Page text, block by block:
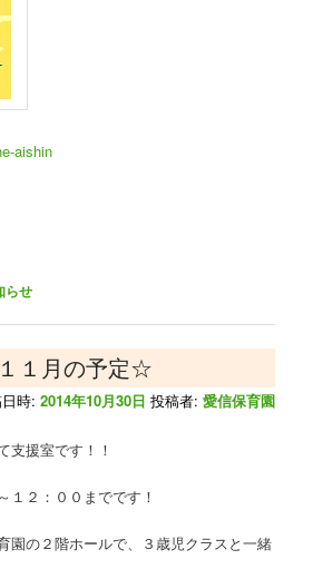
aishin
らせ
１月の予定☆
時: 2014年10月30日 投稿者: 愛信保育園
支援室です！！
１２：００までです！
園の２階ホールで、３歳児クラスと一緒